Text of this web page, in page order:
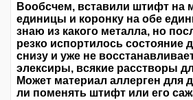
Вообсчем, вставили штифт на
единицы и коронку на обе
знаю из какого металла, но
резко испортилось состояние
снизу и уже не
элексиры, всякие расстворы
Может материал аллерген для
ли поменять штифт или его